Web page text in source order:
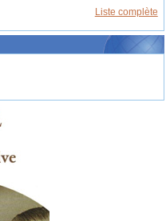
Liste complète